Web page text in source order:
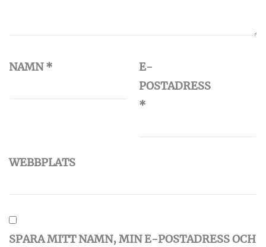
NAMN*
E-
POSTADRESS
*
WEBBPLATS
SPARA MITT NAMN, MIN E-POSTADRESS OCH